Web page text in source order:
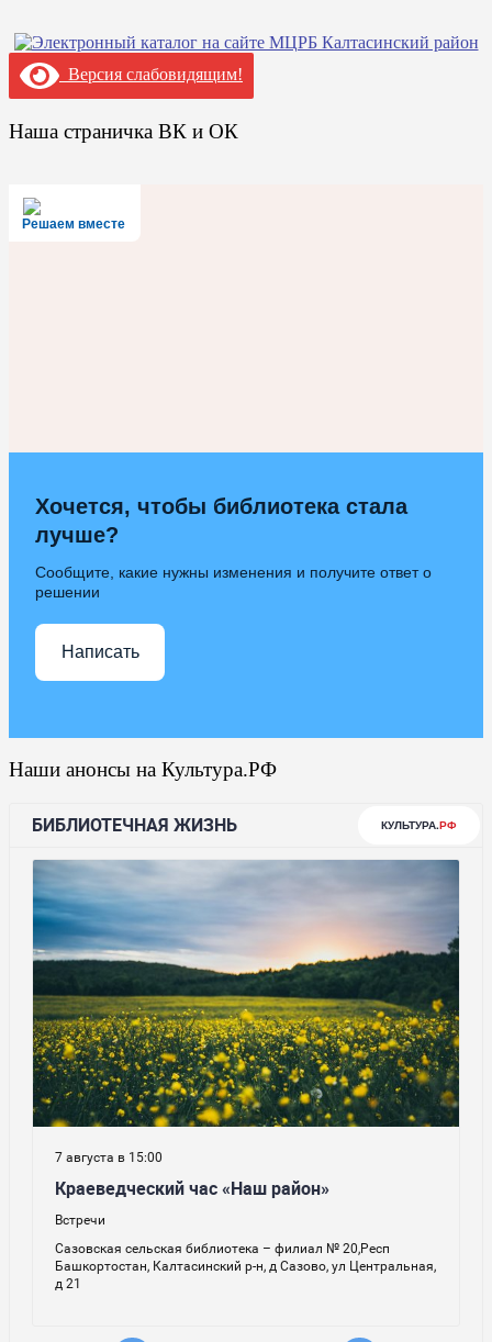
Версия слабовидящим!
Наша страничка ВК и ОК
Решаем вместе
Хочется, чтобы библиотека стала
лучше?
Сообщите, какие нужны изменения и получите ответ о
решении
Написать
Наши анонсы на Культура.РФ